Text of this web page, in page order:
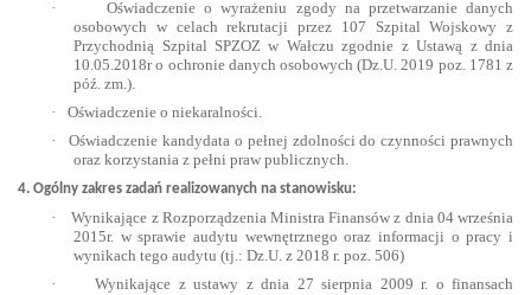
·
Oświadczenie o wyrażeniu zgody na przetwarzanie danych
osobowych w celach rekrutacji przez 107 Szpital Wojskowy z
Przychodnią Szpital SPZOZ w Wałczu zgodnie z Ustawą z dnia
10.05.2018r o ochronie danych osobowych (Dz.U. 2019 poz. 1781 z
póź. zm.).
·
Oświadczenie o niekaralności.
·
Oświadczenie kandydata o pełnej zdolności do czynności prawnych
oraz korzystania z pełni praw publicznych.
4. Ogólny zakres zadań realizowanych na stanowisku:
·
Wynikające z Rozporządzenia Ministra Finansów z dnia 04 września
2015r. w sprawie audytu wewnętrznego oraz informacji o pracy i
wynikach tego audytu (tj.: Dz.U. z 2018 r. poz. 506)
·
Wynikające z ustawy z dnia 27 sierpnia 2009 r. o finansach